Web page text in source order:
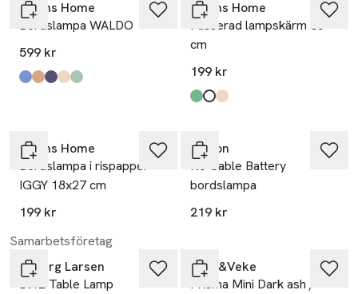
Åhléns Home
Bordslampa WALDO
599 kr
Produkten finns i färgerna:
Lt Blue/White
Brown,
Blue/White,
Beige,
Green/White
Åhléns Home
Plisserad lampskärm 35
cm
199 kr
Produkten finns i färgerna:
Green,
White,
Beige,
Åhléns Home
Bordslampa i rispapper
IGGY 18x27 cm
199 kr
Unison
No Cable Battery
bordslampa
219 kr
Samarbetsföretag
Dyberg Larsen
Dl12 Table Lamp
Watt&Veke
Prisma Mini Dark ash /